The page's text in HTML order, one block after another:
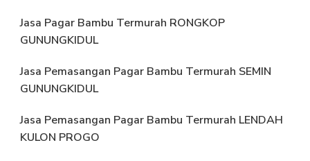
Jasa Pagar Bambu Termurah RONGKOP
GUNUNGKIDUL
Jasa Pemasangan Pagar Bambu Termurah SEMIN
GUNUNGKIDUL
Jasa Pemasangan Pagar Bambu Termurah LENDAH
KULON PROGO